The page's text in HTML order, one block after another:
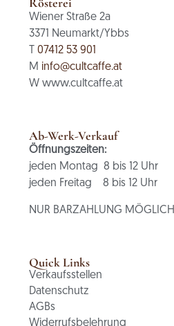
Wiener Straße 2a
3371 Neumarkt/Ybbs
T07412 53 901
M info@cultcaffe.at
W www.cultcaffe.at
Ab-Werk-Verkauf
Öffnungszeiten:
jeden Montag 8 bis 12 Uhr
jeden Freitag 8 bis 12 Uhr
NUR BARZAHLUNG MÖGLICH
Quick Links
Verkaufsstellen
Datenschutz
AGBs
Widerrufsbelehrung